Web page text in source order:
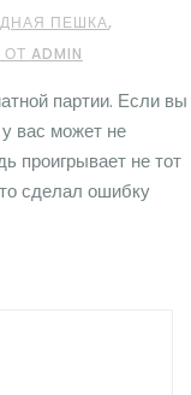
ПЕШКА,
ОТ ADMIN
партии. Если вы
вас может не
проигрывает не тот
сделал ошибку